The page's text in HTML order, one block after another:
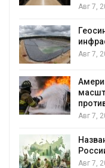
Авг 7,
Авг 7,
Авг 7,
Авг 7,